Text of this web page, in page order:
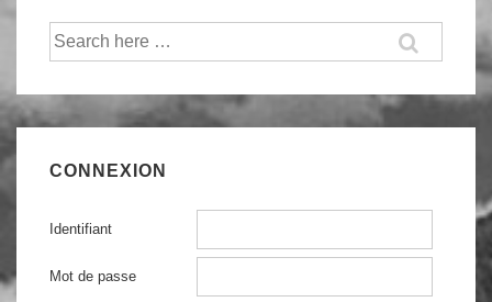
Recherche
CONNEXION
Identifiant
Mot de passe